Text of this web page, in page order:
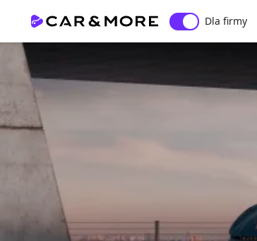
Dla firmy